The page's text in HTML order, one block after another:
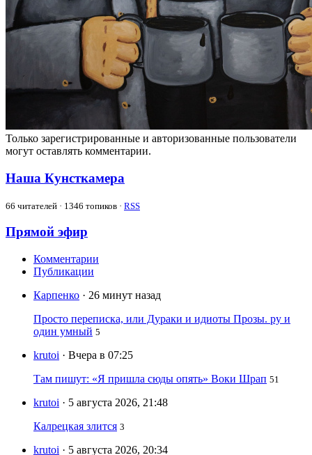
Только зарегистрированные и авторизованные пользователи
могут оставлять комментарии.
Наша Кунсткамера
66 читателей · 1346 топиков · RSS
Прямой эфир
Комментарии
Публикации
Карпенко · 26 минут назад
Просто переписка, или Дураки и идиоты Прозы. ру и
один умный 5
krutoi · Вчера в 07:25
Там пишут: «Я пришла сюды опять» Воки Шрап 51
krutoi · 5 августа 2026, 21:48
Калрецкая злится 3
krutoi · 5 августа 2026, 20:34